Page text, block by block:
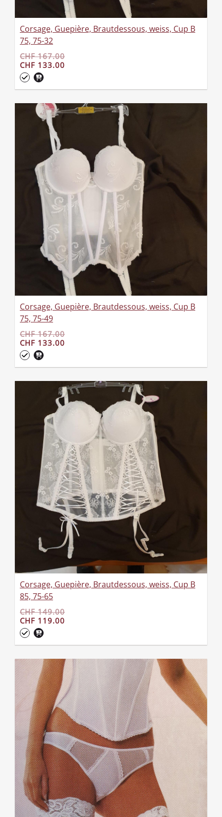
Corsage, Guepière, Brautdessous, weiss, Cup B
75, 75-32
CHF 167.00
CHF 133.00
Corsage, Guepière, Brautdessous, weiss, Cup B
75, 75-49
CHF 167.00
CHF 133.00
Corsage, Guepière, Brautdessous, weiss, Cup B
85, 75-65
CHF 149.00
CHF 119.00